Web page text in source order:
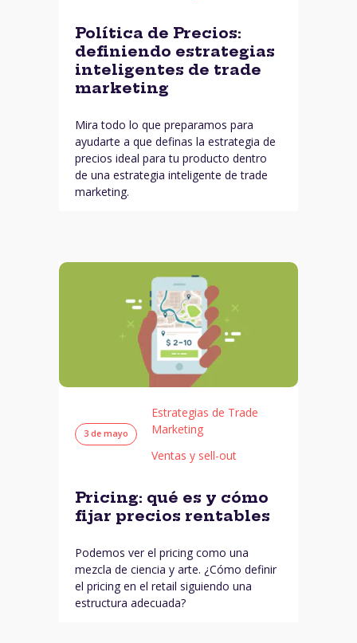
Política de Precios:
definiendo estrategias
inteligentes de trade
marketing
Mira todo lo que preparamos para
ayudarte a que definas la estrategia de
precios ideal para tu producto dentro
de una estrategia inteligente de trade
marketing.
3 de mayo
Estrategias de Trade
Marketing
Ventas y sell-out
Pricing: qué es y cómo
fijar precios rentables
Podemos ver el pricing como una
mezcla de ciencia y arte. ¿Cómo definir
el pricing en el retail siguiendo una
estructura adecuada?